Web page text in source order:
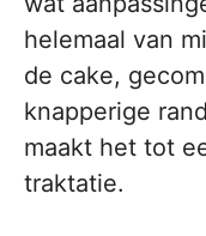
helemaal van
de cake,
knapperige
maakt het tot
traktatie.